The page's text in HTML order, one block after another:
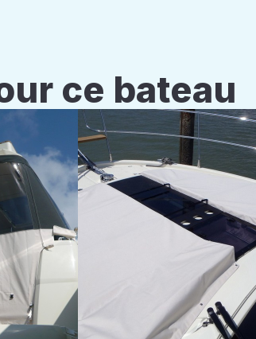
ce bateau